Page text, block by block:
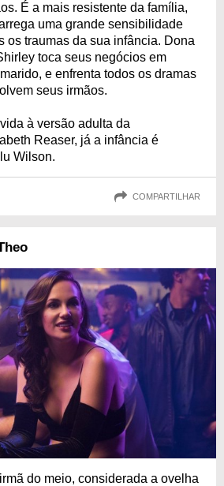
É a mais resistente da família,
uma grande sensibilidade
os traumas da sua infância. Dona
toca seus negócios em
e enfrenta todos os dramas
seus irmãos.
à versão adulta da
Reaser, já a infância é
Wilson.
COMPARTILHAR
do meio, considerada a ovelha